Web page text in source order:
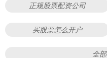
正规股票配资公司
买股票怎么开户
全